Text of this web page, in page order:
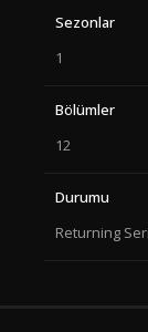
Sezonlar
1
Bölümler
12
Durumu
Returning